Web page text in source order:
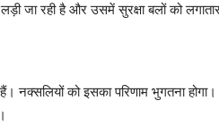
जा रही है और उसमें सुरक्षा बलों को
को इसका परिणाम भुगतना